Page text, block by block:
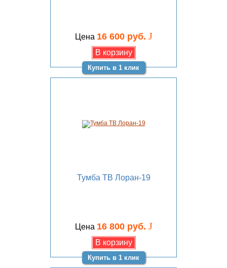
Цена 16 600 руб. J
Купить в 1 клик
Тумба ТВ Лоран-19
Цена 16 800 руб. J
Купить в 1 клик